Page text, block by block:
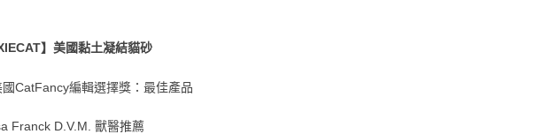
】美國黏土凝結貓砂
CatFancy編輯選擇獎：最佳產品
Franck D.V.M. 獸醫推薦